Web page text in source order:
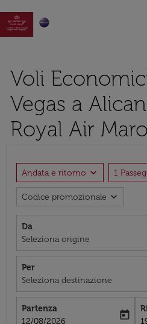

Voli
Vegas a
Royal Air
Andata e ritorno expand_more 1
Codice promozionale expand_more
Da
Seleziona origine
Per
Seleziona destinazione
Partenza
fc-booking-departure-date-
12/08/2026
today